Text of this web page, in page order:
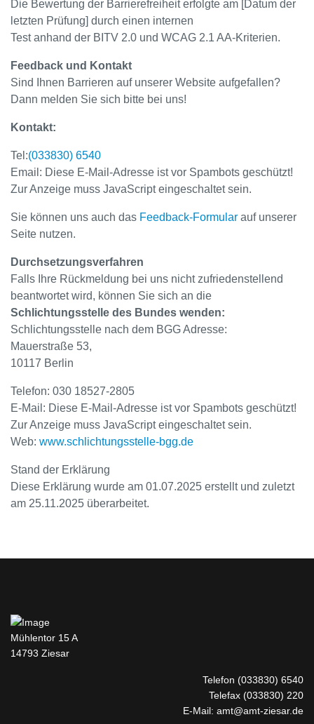
Die Bewertung der Barrierefreiheit erfolgte am [Datum der
letzten Prüfung] durch einen internen
Test anhand der BITV 2.0 und WCAG 2.1 AA-Kriterien.
Feedback und Kontakt
Sind Ihnen Barrieren auf unserer Website aufgefallen?
Dann melden Sie sich bitte bei uns!
Kontakt:
Tel:(033830) 6540
Email: Diese E-Mail-Adresse ist vor Spambots geschützt!
Zur Anzeige muss JavaScript eingeschaltet sein.
Sie können uns auch das Feedback-Formular auf unserer
Seite nutzen.
Durchsetzungsverfahren
Falls Ihre Rückmeldung bei uns nicht zufriedenstellend
beantwortet wird, können Sie sich an die
Schlichtungsstelle des Bundes wenden:
Schlichtungsstelle nach dem BGG Adresse:
Mauerstraße 53,
10117 Berlin
Telefon: 030 18527-2805
E-Mail: Diese E-Mail-Adresse ist vor Spambots geschützt!
Zur Anzeige muss JavaScript eingeschaltet sein.
Web: www.schlichtungsstelle-bgg.de
Stand der Erklärung
Diese Erklärung wurde am 01.07.2025 erstellt und zuletzt
am 25.11.2025 überarbeitet.
Mühlentor 15 A
14793 Ziesar
Telefon (033830) 6540
Telefax (033830) 220
E-Mail: amt@amt-ziesar.de